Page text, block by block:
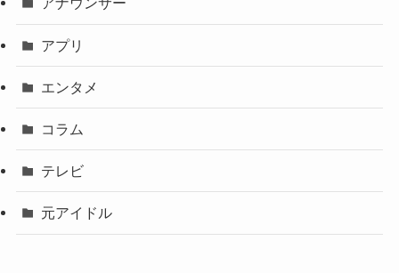
アプリ
エンタメ
コラム
テレビ
元アイドル